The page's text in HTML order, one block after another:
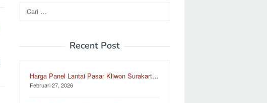
Cari
untuk:
Recent Post
Harga Panel Lantai Pasar Kliwon Surakart…
Februari 27, 2026